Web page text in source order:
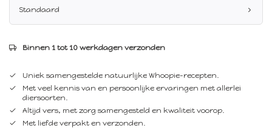
Standaard
Binnen 1 tot 10 werkdagen verzonden
Uniek samengestelde natuurlijke Whoopie-recepten.
Met veel kennis van en persoonlijke ervaringen met allerlei
diersoorten.
Altijd vers, met zorg samengesteld en kwaliteit voorop.
Met liefde verpakt en verzonden.